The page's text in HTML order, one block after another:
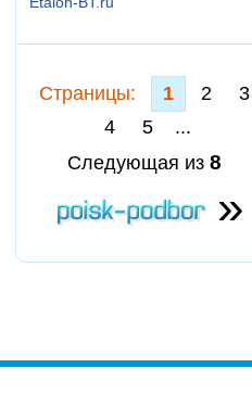
Cтраницы: 1 2
3
4
5
...
Следующая из 8
»